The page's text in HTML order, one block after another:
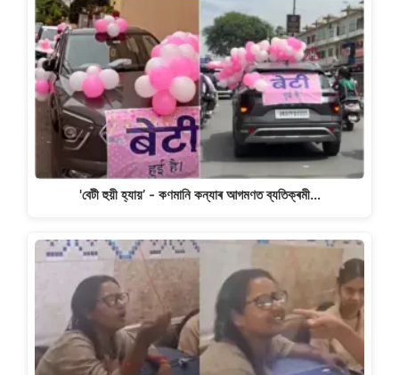
'বেটী হুয়ী হ্যায়’ - কণমানি কন্যাৰ আগমণত ব্যতিক্ৰমী…